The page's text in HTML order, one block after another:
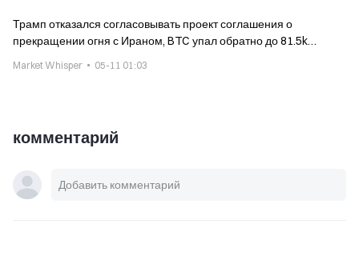
Трамп отказался согласовывать проект соглашения о
прекращении огня с Ираном, BTC упал обратно до 81.5k
Market Whisper 05-11 01:03
комментарий